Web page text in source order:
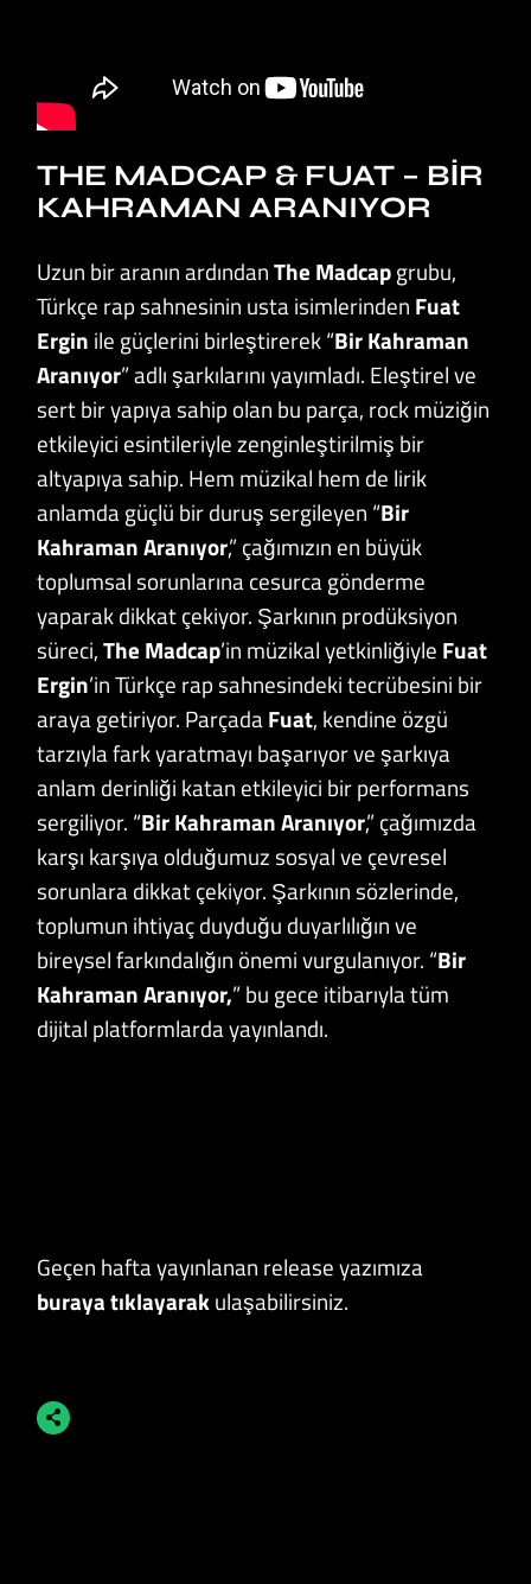
THE MADCAP & FUAT – BIR
KAHRAMAN ARANIYOR
Uzun bir aranın ardındanThe Madcapgrubu,
Türkçe rap sahnesinin usta isimlerinden Fuat
Ergin ile güçlerini birleştirerek “Bir Kahraman
Aranıyor” adlı şarkılarını yayımladı. Eleştirel ve
sert bir yapıya sahip olan bu parça, rock müziğin
etkileyici esintileriyle zenginleştirilmiş bir
altyapıya sahip. Hem müzikal hem de lirik
anlamda güçlü bir duruş sergileyen “Bir
Kahraman Aranıyor,” çağımızın en büyük
toplumsal sorunlarına cesurca gönderme
yaparak dikkat çekiyor. Şarkının prodüksiyon
süreci,The Madcap’in müzikal yetkinliğiyle Fuat
Ergin’in Türkçe rap sahnesindeki tecrübesini bir
araya getiriyor. ParçadaFuat, kendine özgü
tarzıyla fark yaratmayı başarıyor ve şarkıya
anlam derinliği katan etkileyici bir performans
sergiliyor. “Bir Kahraman Aranıyor,” çağımızda
karşı karşıya olduğumuz sosyal ve çevresel
sorunlara dikkat çekiyor. Şarkının sözlerinde,
toplumun ihtiyaç duyduğu duyarlılığın ve
bireysel farkındalığın önemi vurgulanıyor. “Bir
Kahraman Aranıyor,” bu gece itibarıyla tüm
dijital platformlarda yayınlandı.
Geçen hafta yayınlanan release yazımıza
buraya tıklayarakulaşabilirsiniz.